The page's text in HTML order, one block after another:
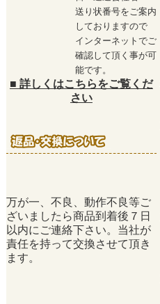
送り状番号をご案内
しておりますので
インターネットでご
確認して頂く事が可
能です。
■ 詳しくはこちらをご覧くだ
さい
万が一、不良、動作不良等ご
ざいましたら商品到着後７日
以内にご連絡下さい。当社が
責任を持って交換させて頂き
ます。